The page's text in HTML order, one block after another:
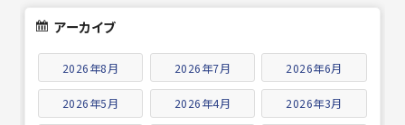
アーカイブ
2026年8月 2026年7月 2026年6月
2026年5月 2026年4月 2026年3月